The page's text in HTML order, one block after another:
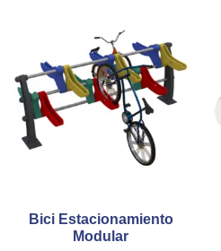
Bici Estacionamiento
Modular